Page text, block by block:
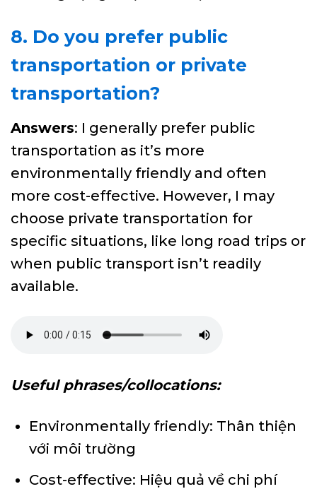
8. Do you prefer public
transportation or private
transportation?
Answers: I generally prefer public
transportation as it’s more
environmentally friendly and often
more cost-effective. However, I may
choose private transportation for
specific situations, like long road trips or
when public transport isn’t readily
available.
Useful phrases/collocations:
Environmentally friendly: Thân thiện
với môi trường
Cost-effective: Hiệu quả về chi phí